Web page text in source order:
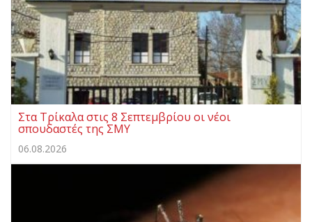
Στα Τρίκαλα στις 8 Σεπτεμβρίου οι νέοι
σπουδαστές της ΣΜΥ
06.08.2026